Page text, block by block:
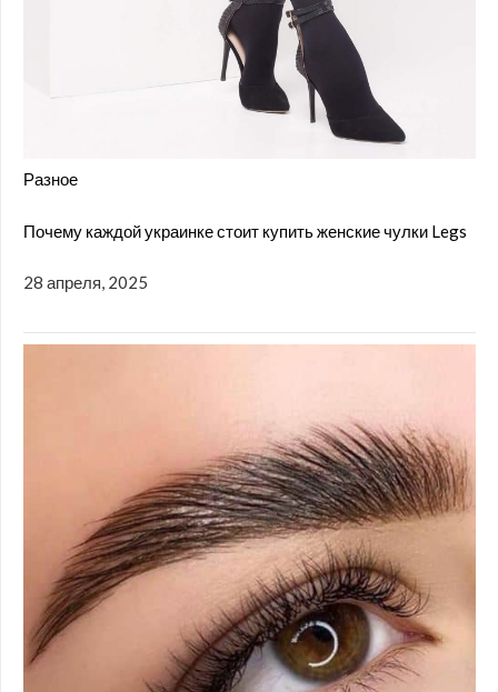
Разное
Почему каждой украинке стоит купить женские чулки Legs
28 апреля, 2025